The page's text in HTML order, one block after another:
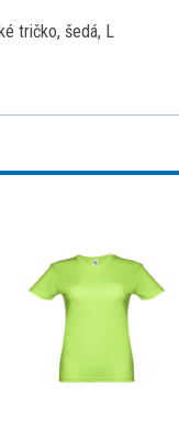
tričko, šedá, L